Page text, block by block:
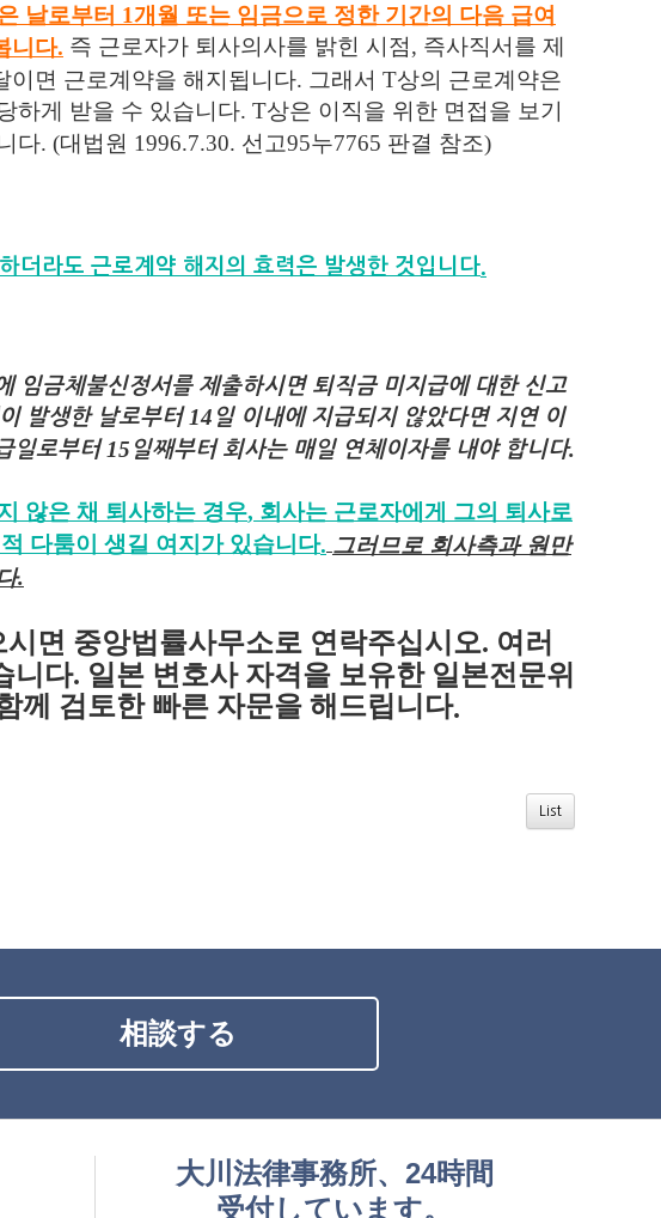
날로부터 1개월 또는 임금으로 정한 기간의 다음 급여
니다. 즉 근로자가 퇴사의사를 밝힌 시점, 즉사직서를 제
이면 근로계약을 해지됩니다. 그래서 T상의 근로계약은
하게 받을 수 있습니다. T상은 이직을 위한 면접을 보기
다. (대법원 1996.7.30. 선고95누7765 판결 참조)
더라도 근로계약 해지의 효력은 발생한 것입니다.
임금체불신정서를 제출하시면 퇴직금 미지급에 대한 신고
발생한 날로부터 14 일 이내에 지급되지 않았다면 지연 이
일로부터 15 일째부터 회사는 매일 연체이자를 내야 합니다.
않은 채 퇴사하는 경우, 회사는 근로자에게 그의 퇴사로
다툼이 생길 여지가 있습니다. 그러므로 회사측과 원만
.
면 중앙법률사무소로 연락주십시오. 여러
니다. 일본 변호사 자격을 보유한 일본전문위
께 검토한 빠른 자문을 해드립니다.
List
相談する
大川法律事務所、24時間
受付しています。